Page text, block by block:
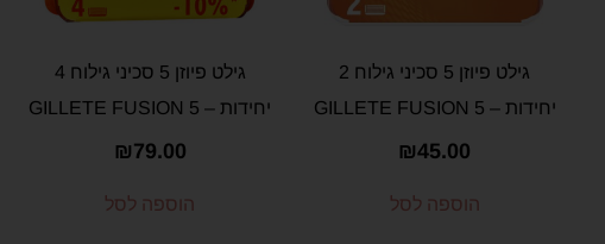
גילט פיוזן 5 סכיני גילוח 2
יחידות – GILLETE FUSION 5
₪45.00
הוספה לסל
גילט פיוזן 5 סכיני גילוח 4
יחידות – GILLETE FUSION 5
₪79.00
הוספה לסל